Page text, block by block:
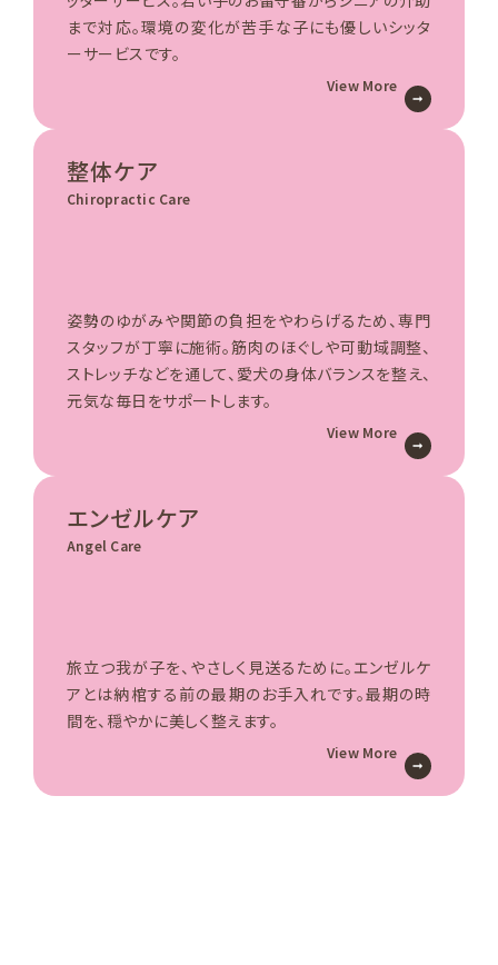
まで対応。環境の変化が苦手な子にも優しいシッタ
ーサービスです。
View More
整体ケア
Chiropractic Care
姿勢のゆがみや関節の負担をやわらげるため、専門
スタッフが丁寧に施術。筋肉のほぐしや可動域調整、
ストレッチなどを通して、愛犬の身体バランスを整え、
元気な毎日をサポートします。
View More
エンゼルケア
Angel Care
旅立つ我が子を、やさしく見送るために。エンゼルケ
アとは納棺する前の最期のお手入れです。最期の時
間を、穏やかに美しく整えます。
View More